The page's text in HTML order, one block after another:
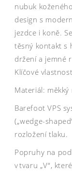
nubuk
design s
jezdce i koně.
těsný kontakt s
držení a jemné
Klíčové
Materiál:
Barefoot VPS
(„wedge-
rozložení tlaku.
Popruhy na
v tvaru „V“,